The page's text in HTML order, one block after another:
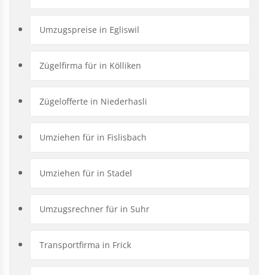
Umzugspreise in Egliswil
Zügelfirma für in Kölliken
Zügelofferte in Niederhasli
Umziehen für in Fislisbach
Umziehen für in Stadel
Umzugsrechner für in Suhr
Transportfirma in Frick